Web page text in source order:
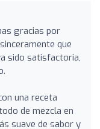
gracias por
que
sido satisfactoria,
una receta
de mezcla en
suave de sabor y